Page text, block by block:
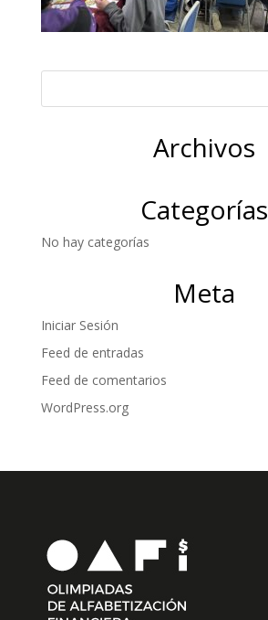
Archivos
Categorías
No hay categorías
Meta
Iniciar Sesión
Feed de entradas
Feed de comentarios
WordPress.org